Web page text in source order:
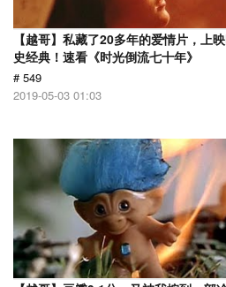
【越哥】私藏了20多年的爱情片，上
史经典！速看《时光倒流七十年》
# 549
2019-05-03 01:03